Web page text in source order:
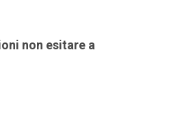
non esitare a